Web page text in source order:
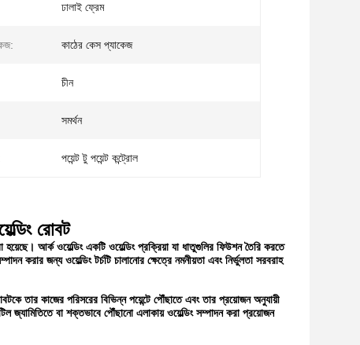
ঢালাই ফ্রেম
কাঠের কেস প্যাকেজ
চীন
সমর্থন
পয়েন্ট টু পয়েন্ট কন্ট্রোল
রোবট
আর্ক ওয়েল্ডিং একটি ওয়েল্ডিং প্রক্রিয়া যা ধাতুগুলির ফিউশন তৈরি করতে
করার জন্য ওয়েল্ডিং টর্চটি চালানোর ক্ষেত্রে নমনীয়তা এবং নির্ভুলতা সরবরাহ
তার কাজের পরিসরের বিভিন্ন পয়েন্টে পৌঁছাতে এবং তার প্রয়োজন অনুযায়ী
জ্যামিতিতে বা শক্তভাবে পৌঁছানো এলাকায় ওয়েল্ডিং সম্পাদন করা প্রয়োজন